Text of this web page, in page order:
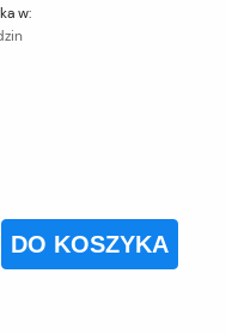
w:
płatności
DO KOSZYKA